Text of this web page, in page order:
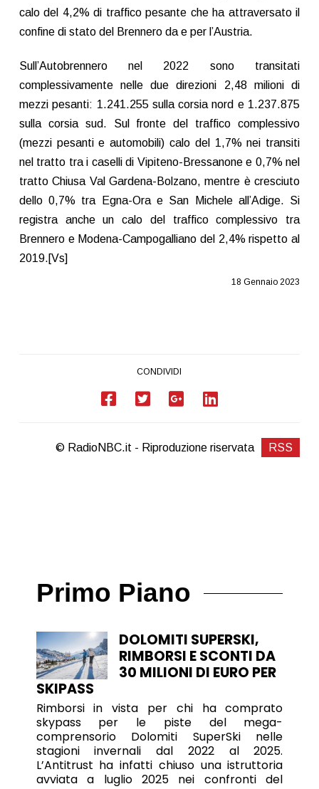
calo del 4,2% di traffico pesante che ha attraversato il
confine di stato del Brennero da e per l’Austria.
Sull’Autobrennero nel 2022 sono transitati
complessivamente nelle due direzioni 2,48 milioni di
mezzi pesanti: 1.241.255 sulla corsia nord e 1.237.875
sulla corsia sud. Sul fronte del traffico complessivo
(mezzi pesanti e automobili) calo del 1,7% nei transiti
nel tratto tra i caselli di Vipiteno-Bressanone e 0,7% nel
tratto Chiusa Val Gardena-Bolzano, mentre è cresciuto
dello 0,7% tra Egna-Ora e San Michele all’Adige. Si
registra anche un calo del traffico complessivo tra
Brennero e Modena-Campogalliano del 2,4% rispetto al
2019.[Vs]
18 Gennaio 2023
CONDIVIDI
© RadioNBC.it - Riproduzione riservata RSS
Primo Piano
DOLOMITI SUPERSKI,
RIMBORSI E SCONTI DA
30 MILIONI DI EURO PER
SKIPASS
Rimborsi in vista per chi ha comprato
skypass per le piste del mega-
comprensorio Dolomiti SuperSki nelle
stagioni invernali dal 2022 al 2025.
L’Antitrust ha infatti chiuso una istruttoria
avviata a luglio 2025 nei confronti del